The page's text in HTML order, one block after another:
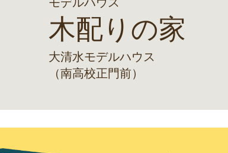
木配りの家
大清水モデルハウス
（南高校正門前）